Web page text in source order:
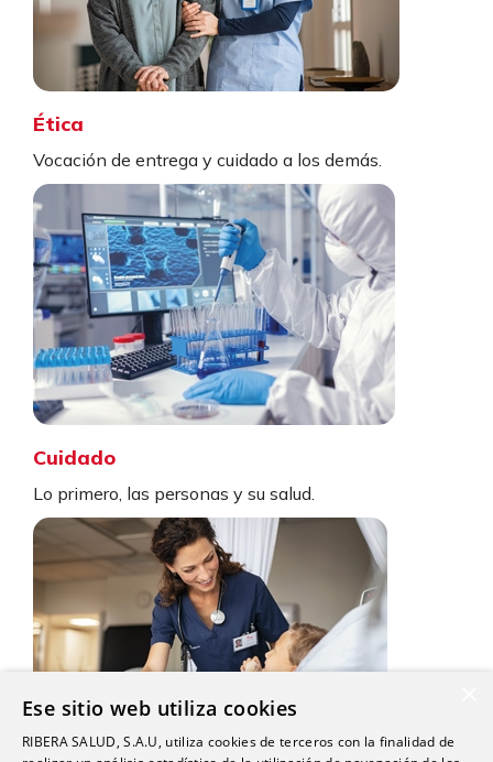
Ética
Vocación de entrega y cuidado a los demás.
Cuidado
Lo primero, las personas y su salud.
Ese sitio web utiliza cookies
RIBERA SALUD, S.A.U, utiliza cookies de terceros con la finalidad de